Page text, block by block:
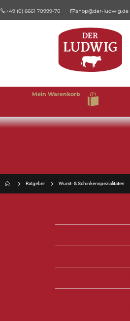
+49 (0) 6661 70999-70 shop@der-ludwig.de
Mein Warenkorb
Ratgeber Wurst- & Schinkenspezialitäten